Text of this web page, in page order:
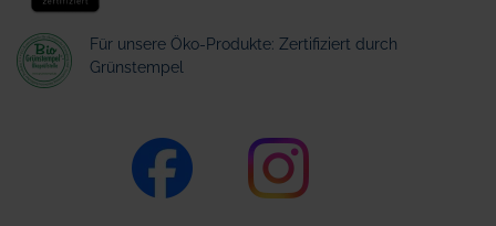
Für unsere Öko-Produkte: Zertifiziert durch
Grünstempel